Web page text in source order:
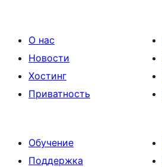
О нас
Новости
Хостинг
Приватность
Обучение
Поддержка